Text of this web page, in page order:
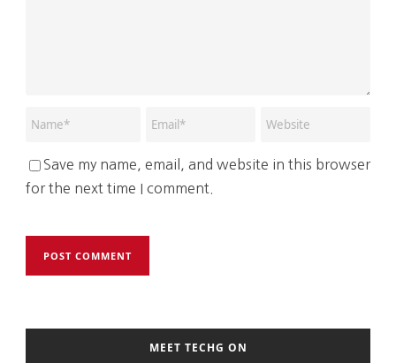
Save my name, email, and website in this browser
for the next time I comment.
MEET TECHG ON